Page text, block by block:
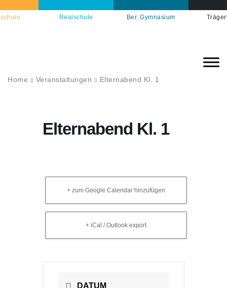
Realschule Ber. Gymnasium
Home Veranstaltungen Elternabend Kl. 1
Elternabend Kl. 1
+ zum Google Calendar hinzufügen
+ iCal / Outlook export
DATUM